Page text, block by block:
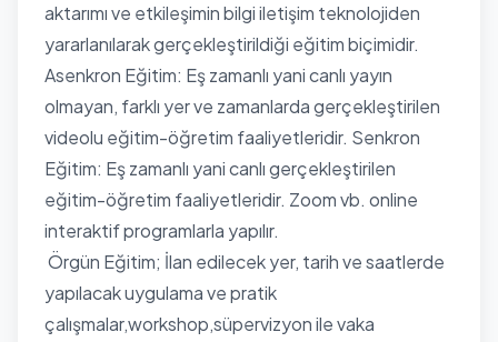
aktarımı ve etkileşimin bilgi iletişim teknolojiden
yararlanılarak gerçekleştirildiği eğitim biçimidir.
Asenkron Eğitim: Eş zamanlı yani canlı yayın
olmayan, farklı yer ve zamanlarda gerçekleştirilen
videolu eğitim-öğretim faaliyetleridir. Senkron
Eğitim: Eş zamanlı yani canlı gerçekleştirilen
eğitim-öğretim faaliyetleridir. Zoom vb. online
interaktif programlarla yapılır.
Örgün Eğitim; İlan edilecek yer, tarih ve saatlerde
yapılacak uygulama ve pratik
çalışmalar,workshop,süpervizyon ile vaka